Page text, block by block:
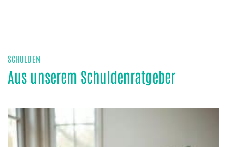
SCHULDEN
Aus unserem Schuldenratgeber